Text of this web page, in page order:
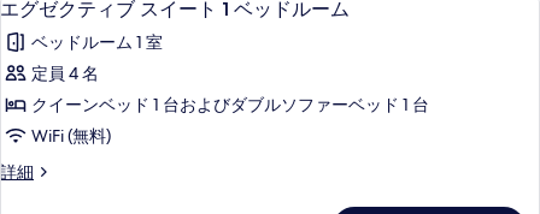
す
る
の
す
べ
て
の
写
ド
2
の
詳
グ
ゼ
ク
テ
ィ
ブ
エグゼクティブ スイート 1 ベッドルーム
ベッドルーム 1 室
定員 4 名
クイーンベッド 1 台およびダブルソファーベッド 1 台
WiFi (無料)
詳細
エ